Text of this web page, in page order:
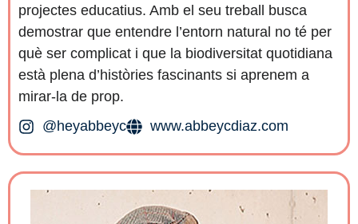
projectes educatius. Amb el seu treball busca
demostrar que entendre l’entorn natural no té per
què ser complicat i que la biodiversitat quotidiana
està plena d’històries fascinants si aprenem a
mirar-la de prop.
@heyabbeyc
www.abbeycdiaz.com